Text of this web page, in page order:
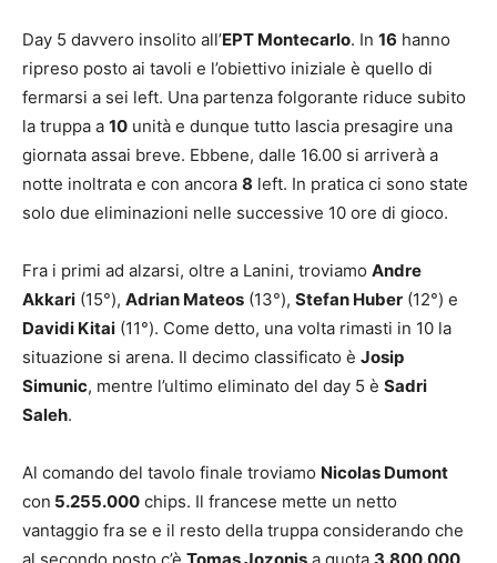
Day 5 davvero insolito all’EPT Montecarlo. In 16 hanno
ripreso posto ai tavoli e l’obiettivo iniziale è quello di
fermarsi a sei left. Una partenza folgorante riduce subito
la truppa a 10 unità e dunque tutto lascia presagire una
giornata assai breve. Ebbene, dalle 16.00 si arriverà a
notte inoltrata e con ancora 8 left. In pratica ci sono state
solo due eliminazioni nelle successive 10 ore di gioco.
Fra i primi ad alzarsi, oltre a Lanini, troviamo Andre
Akkari (15°), Adrian Mateos (13°), Stefan Huber (12°) e
Davidi Kitai (11°). Come detto, una volta rimasti in 10 la
situazione si arena. Il decimo classificato è Josip
Simunic, mentre l’ultimo eliminato del day 5 è Sadri
Saleh.
Al comando del tavolo finale troviamo Nicolas Dumont
con 5.255.000 chips. Il francese mette un netto
vantaggio fra se e il resto della truppa considerando che